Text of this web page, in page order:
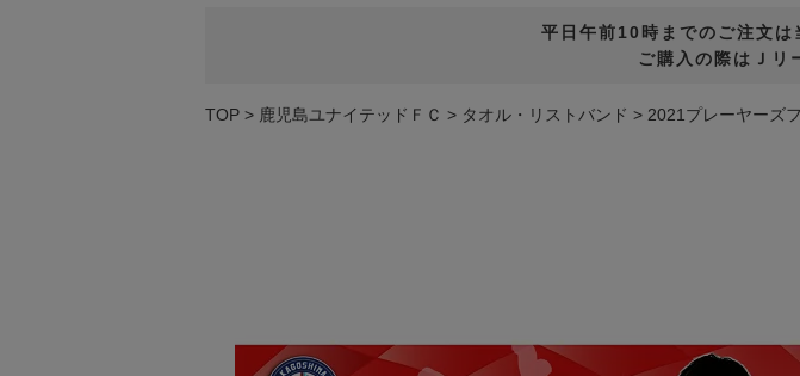
平日午前10時までのご注文は
ご購入の際はＪリ
TOP 鹿児島ユナイテッドＦＣ タオル・リストバンド 2021プレーヤーズ